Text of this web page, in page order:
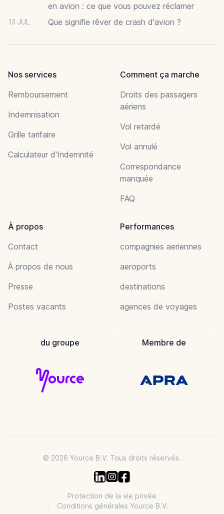
en avion : ce que vous pouvez réclamer
13 JUL Que signifie rêver de crash d'avion ?
Nos services
Remboursement
Indemnisation
Grille tarifaire
Calculateur d'Indemnité
Comment ça marche
Droits des passagers
aériens
Vol retardé
Vol annulé
Correspondance
manquée
FAQ
À propos
Contact
À propos de nous
Presse
Postes vacants
Performances
compagnies aeriennes
aeroports
destinations
agences de voyages
du groupe Membre de
© 2026 Yource B.V. Tous droits réservés.
Protection de la vie privée
Conditions générales Yource B.V.